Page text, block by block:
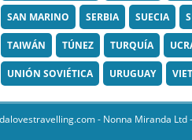
SAN MARINO SERBIA SUECIA
TAIWÁN TÚNEZ TURQUÍA
UNIÓN SOVIÉTICA URUGUAY
- Nonna Miranda Ltd